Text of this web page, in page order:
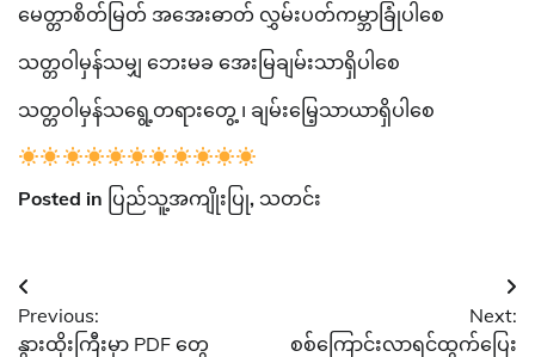
မေတ္တာစိတ်မြတ် အအေးဓာတ် လွှမ်းပတ်ကမ္ဘာခြုံပါစေ
သတ္တဝါမှန်သမျှ ဘေးမခ အေးမြချမ်းသာရှိပါစေ
သတ္တဝါမှန်သရွေ့တရားတွေ့ ၊ ချမ်းမြေ့သာယာရှိပါစေ
Posted in ပြည်သူ့အကျိုးပြု, သတင်း
Post
navigation
Previous:
နွားထိုးကြီးမှာ PDF တွေ
Next:
စစ်ကြောင်းလာရင်ထွက်ပြေး